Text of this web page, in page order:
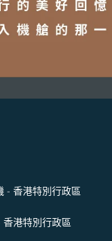
- 香港特別行政區
香港特別行政區